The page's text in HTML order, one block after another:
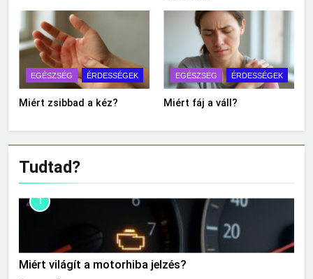
EGÉSZSÉG ÉRDESSÉGEK
Miért zsibbad a kéz?
EGÉSZSÉG ÉRDESSÉGEK
Miért fáj a váll?
Tudtad?
1
Miért világít a motorhiba jelzés?